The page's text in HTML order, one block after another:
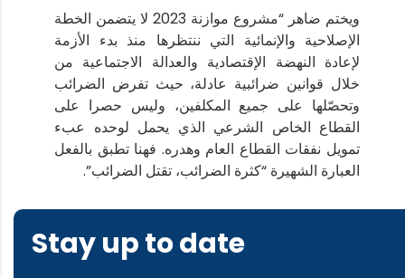
ويختم ضاهر “مشروع موازنة 2023 لا يتضمن الخطة
الإصلاحية والإنمائية التي ننتظرها منذ بدء الأزمة
لإعادة النهضة الإقتصادية والعدالة الاجتماعية من
خلال قوانين ضرائبية عادلة، حيث تفرض الضرائب
وتحصّلها على جميع المكلفين، وليس حصرا على
القطاع الخاص الشرعي الذي يحمل لوحده عبء
تمويل نفقات القطاع العام وهدره. فهنا تطبق بالفعل
العبارة الشهيرة “كثرة الضرائب، تقتل الضرائب”.
Stay up to date